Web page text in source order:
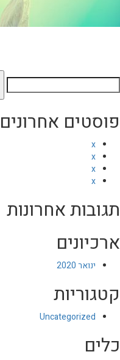
חיפוש:
פוסטים אחרונים
x
x
x
x
תגובות אחרונות
ארכיונים
ינואר 2020
קטגוריות
Uncategorized
כלים